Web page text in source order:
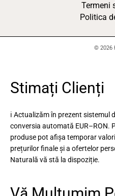
Termeni
Politica
© 2026
Stimați Clienți
ℹ️ Actualizăm în prezent sistemul
conversia automată EUR–RON.
produse pot afișa temporar
prețurilor finale și a ofertelor
Naturală vă stă la dispoziție.